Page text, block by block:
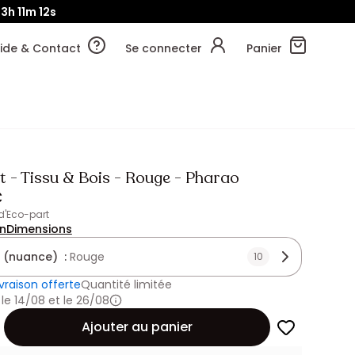
11m 10s
& Contact Se connecter Panier
- Tissu & Bois - Rouge - Pharao
part
Dimensions
(nuance) : Rouge 10
offerteQuantité limitée
14/08 et le 26/08
Ajouter au panier